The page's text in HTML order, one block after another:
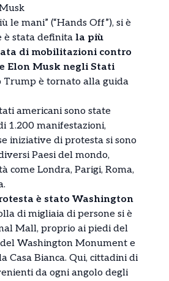
le mani” (“Hands Off”), si è
è stata definita la più
di mobilitazioni contro
Elon Musk negli Stati
Trump è tornato alla guida
americani sono state
1.200 manifestazioni,
iniziative di protesta si sono
Paesi del mondo,
come Londra, Parigi, Roma,
è stato Washington
di migliaia di persone si è
Mall, proprio ai piedi del
Washington Monument e
Casa Bianca. Qui, cittadini di
da ogni angolo degli